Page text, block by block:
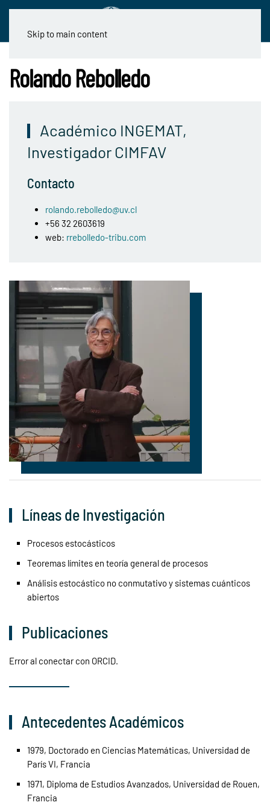
Skip to main content
Rolando Rebolledo
Académico INGEMAT,
Investigador CIMFAV
Contacto
rolando.rebolledo@uv.cl
+56 32 2603619
web: rrebolledo-tribu.com
Líneas de Investigación
Procesos estocásticos
Teoremas límites en teoría general de procesos
Análisis estocástico no conmutativo y sistemas cuánticos
abiertos
Publicaciones
Error al conectar con ORCID.
Antecedentes Académicos
1979, Doctorado en Ciencias Matemáticas, Universidad de
París VI, Francia
1971, Diploma de Estudios Avanzados, Universidad de Rouen,
Francia